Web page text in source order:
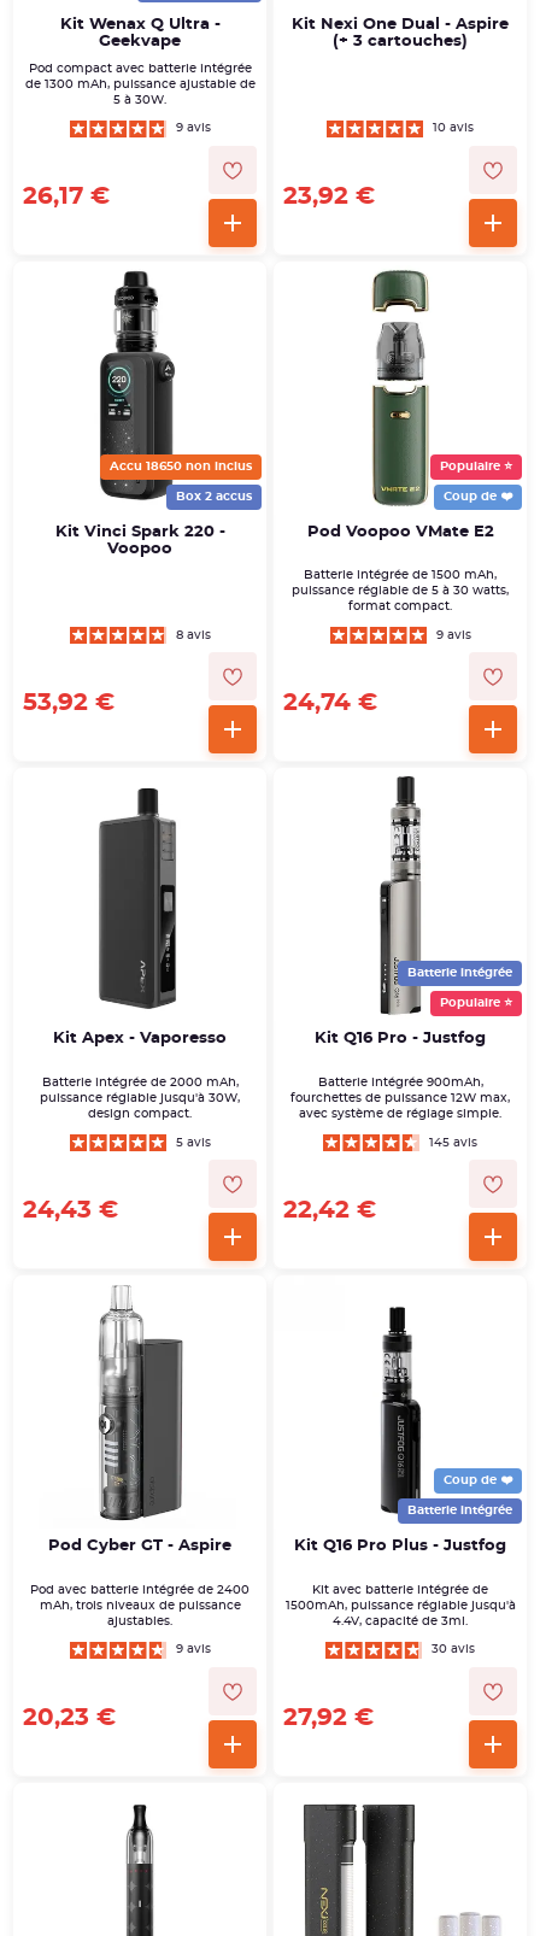
Kit Wenax Q Ultra -
Geekvape
Pod compact avec batterie intégrée
de 1300 mAh, puissance ajustable de
5 à 30W.
9 avis
26,17 €
Kit Nexi One Dual - Aspire
(+ 3 cartouches)
10 avis
23,92 €
Accu 18650 non inclus
Box 2 accus
Kit Vinci Spark 220 -
Voopoo
8 avis
53,92 €
Populaire ⭐
Coup de ❤️
Pod Voopoo VMate E2
Batterie intégrée de 1500 mAh,
puissance réglable de 5 à 30 watts,
format compact.
9 avis
24,74 €
Kit Apex - Vaporesso
Batterie intégrée de 2000 mAh,
puissance réglable jusqu'à 30W,
design compact.
5 avis
24,43 €
Batterie intégrée
Populaire ⭐
Kit Q16 Pro - Justfog
Batterie intégrée 900mAh,
fourchettes de puissance 12W max,
avec système de réglage simple.
145 avis
22,42 €
Pod Cyber GT - Aspire
Pod avec batterie intégrée de 2400
mAh, trois niveaux de puissance
ajustables.
9 avis
20,23 €
Coup de ❤️
Batterie intégrée
Kit Q16 Pro Plus - Justfog
Kit avec batterie intégrée de
1500mAh, puissance réglable jusqu'à
4.4V, capacité de 3ml.
30 avis
27,92 €